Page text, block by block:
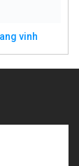
vinh